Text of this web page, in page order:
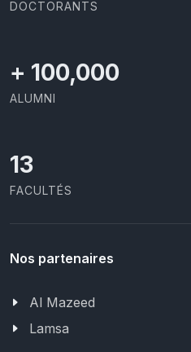
DOCTORANTS
+ 100,000
ALUMNI
13
FACULTÉS
Nos partenaires
Al Mazeed
Lamsa